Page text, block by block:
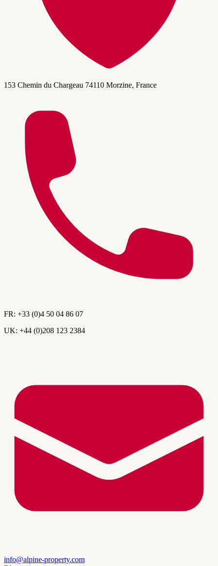
153 Chemin du Chargeau 74110 Morzine, France
FR: +33 (0)4 50 04 86 07
UK: +44 (0)208 123 2384
info@alpine-property.com